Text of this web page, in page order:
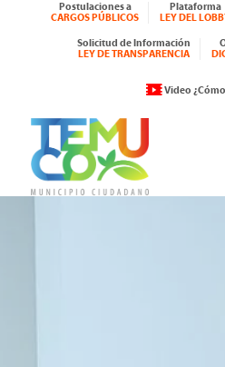
Postulaciones a
CARGOS PÚBLICOS
Plataforma
LEY DEL
Solicitud de Información
LEY DE TRANSPARENCIA
Video